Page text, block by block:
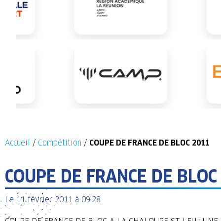
Accueil / Compétition / COUPE DE FRANCE DE BLOC 2011
COUPE DE FRANCE DE
Le 11 février 2011 à 09:28